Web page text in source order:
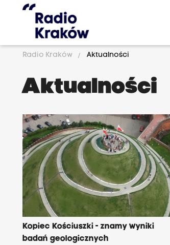
Radio Kraków Aktualności
Aktualności
Kopiec Kościuszki - znamy wyniki
badań geologicznych